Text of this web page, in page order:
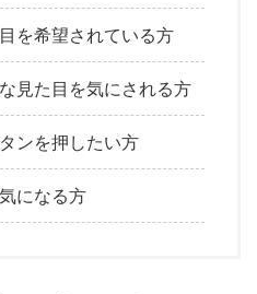
を希望されている方
見た目を気にされる方
ンを押したい方
になる方